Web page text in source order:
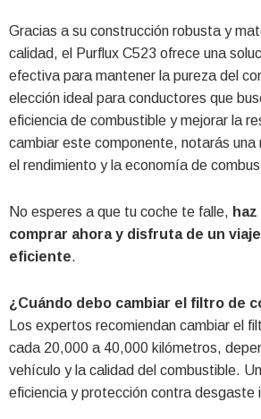
Gracias a su construcción robusta y
calidad, el Purflux C523 ofrece una
efectiva para mantener la pureza del
elección ideal para conductores que
eficiencia de combustible y mejorar la
cambiar este componente, notarás una
el rendimiento y la economía de
No esperes a que tu coche te falle,
comprar ahora y disfruta de un
eficiente.
¿Cuándo debo cambiar el filtro de
Los expertos recomiendan cambiar el
cada 20,000 a 40,000 kilómetros,
vehículo y la calidad del combustible.
eficiencia y protección contra desgaste